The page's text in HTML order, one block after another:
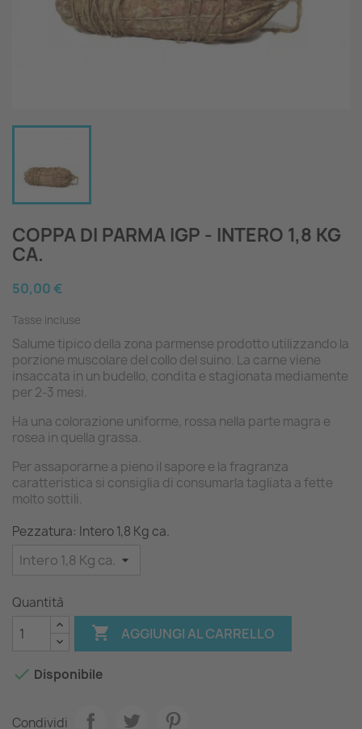
COPPA DI PARMA IGP - INTERO 1,8 KG
CA.
50,00 €
Tasse incluse
Salume tipico della zona parmense prodotto utilizzando la
porzione muscolare del collo del suino. La carne viene
insaccata in un budello, condita e stagionata mediamente
per 2-3 mesi.
Ha una colorazione uniforme, rossa nella parte magra e
rosea in quella grassa.
Per assaporarne a pieno il sapore e la fragranza
caratteristica si consiglia di consumarla tagliata a fette
molto sottili.
Pezzatura: Intero 1,8 Kg ca.
Quantità
 AGGIUNGI AL CARRELLO
 Disponibile
Condividi